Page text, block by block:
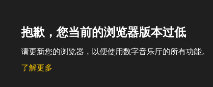
抱歉，您当前的浏览器版本过低
请更新您的浏览器，以便使用数字音乐厅的所有功能。
了解更多